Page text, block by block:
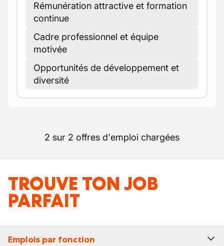
Rémunération attractive et formation
continue
Cadre professionnel et équipe
motivée
Opportunités de développement et
diversité
2 sur 2 offres d'emploi chargées
TROUVE TON JOB
PARFAIT
Emplois par fonction